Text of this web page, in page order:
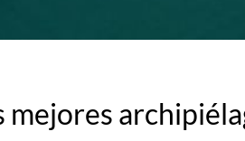
mejores